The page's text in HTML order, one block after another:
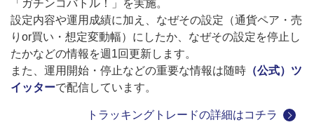
「ガチンコバトル！」を実施。
設定内容や運用成績に加え、なぜその設定（通貨ペア・売
りor買い・想定変動幅）にしたか、なぜその設定を停止し
たかなどの情報を週1回更新します。
また、運用開始・停止などの重要な情報は随時 （公式）ツ
イッターで配信しています。
トラッキングトレードの詳細はコチラ